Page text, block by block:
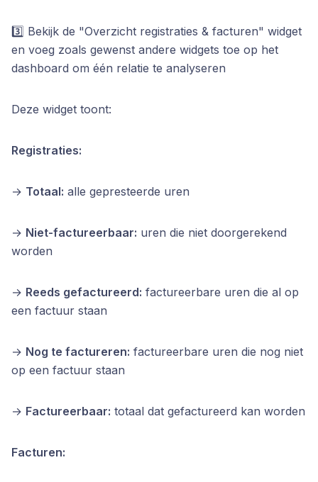
3️⃣ Bekijk de "Overzicht registraties & facturen" widget
en voeg zoals gewenst andere widgets toe op het
dashboard om één relatie te analyseren
Deze widget toont:
Registraties:
→ Totaal: alle gepresteerde uren
→ Niet-factureerbaar: uren die niet doorgerekend
worden
→ Reeds gefactureerd: factureerbare uren die al op
een factuur staan
→ Nog te factureren: factureerbare uren die nog niet
op een factuur staan
→ Factureerbaar: totaal dat gefactureerd kan worden
Facturen: